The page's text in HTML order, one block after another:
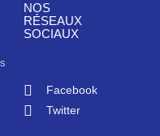
NOS
RÉSEAUX
SOCIAUX
Facebook
Twitter